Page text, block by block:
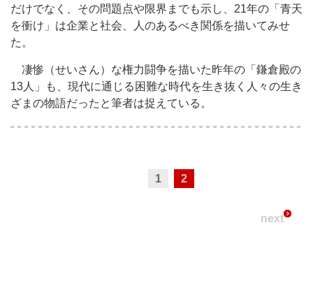
だけでなく、その問題点や限界までも示し、21年の「青天
を衝け」は企業と社会、人のあるべき関係を描いてみせ
た。
凄惨（せいさん）な権力闘争を描いた昨年の「鎌倉殿の
13人」も、現代に通じる困難な時代を生き抜く人々の生き
ざまの物語だったと筆者は捉えている。
1 2
next